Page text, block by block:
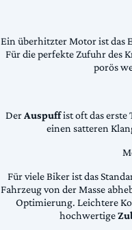
Ein überhitzter Motor ist das
Für die perfekte Zufuhr des
porös
DerAuspuffist oft das erste
einen satteren
Für viele Biker ist das
Fahrzeug von der Masse
Optimierung. Leichtere
hochwertige